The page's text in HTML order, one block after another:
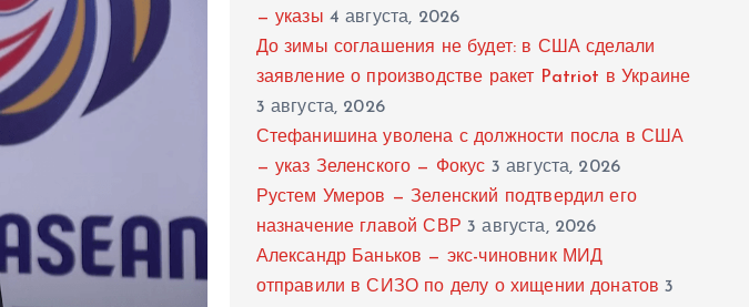
— указы 4 августа, 2026
До зимы соглашения не будет: в США сделали
заявление о производстве ракет Patriot в Украине
3 августа, 2026
Стефанишина уволена с должности посла в США
— указ Зеленского — Фокус 3 августа, 2026
Рустем Умеров — Зеленский подтвердил его
назначение главой СВР 3 августа, 2026
Александр Баньков — экс-чиновник МИД
отправили в СИЗО по делу о хищении донатов 3